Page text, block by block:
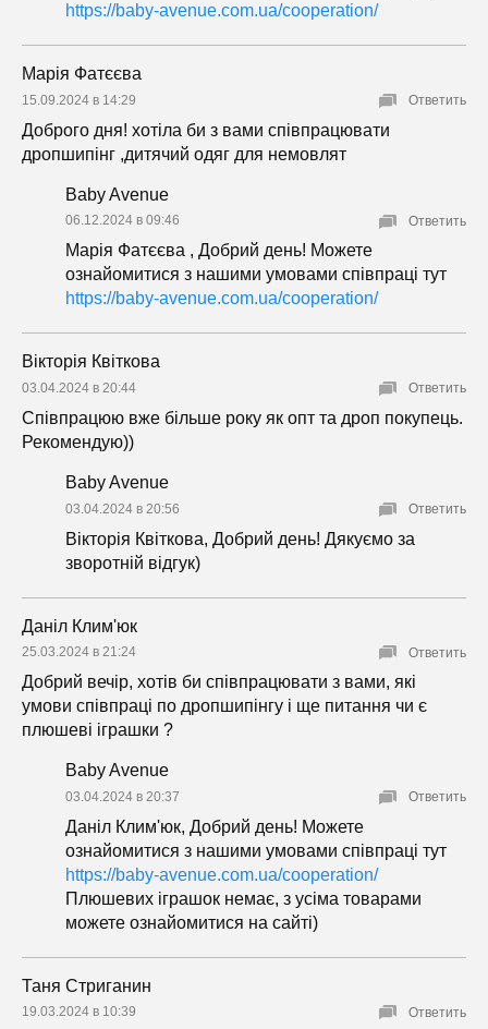
https://baby-avenue.com.ua/cooperation/
Марія Фатєєва
15.09.2024 в 14:29
Доброго дня! хотіла би з вами співпрацювати
дропшипінг ,дитячий одяг для немовлят
Ответить
Baby Avenue
06.12.2024 в 09:46
Марія Фатєєва , Добрий день! Можете
ознайомитися з нашими умовами співпраці тут
https://baby-avenue.com.ua/cooperation/
Ответить
Вікторія Квіткова
03.04.2024 в 20:44
Співпрацюю вже більше року як опт та дроп покупець.
Рекомендую))
Ответить
Baby Avenue
03.04.2024 в 20:56
Вікторія Квіткова, Добрий день! Дякуємо за
зворотній відгук)
Ответить
Даніл Клим'юк
25.03.2024 в 21:24
Добрий вечір, хотів би співпрацювати з вами, які
умови співпраці по дропшипінгу і ще питання чи є
плюшеві іграшки ?
Ответить
Baby Avenue
03.04.2024 в 20:37
Даніл Клим'юк, Добрий день! Можете
ознайомитися з нашими умовами співпраці тут
https://baby-avenue.com.ua/cooperation/
Плюшевих іграшок немає, з усіма товарами
можете ознайомитися на сайті)
Ответить
Таня Стриганин
19.03.2024 в 10:39 Ответить